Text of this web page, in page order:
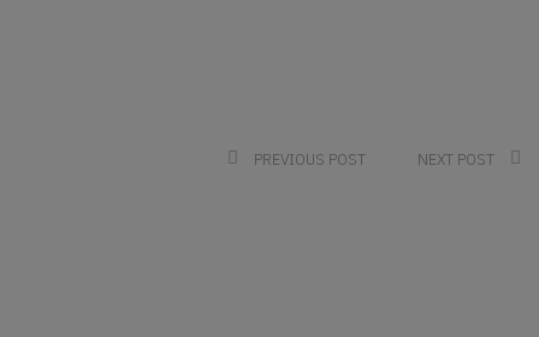
PREVIOUS POST NEXT POST